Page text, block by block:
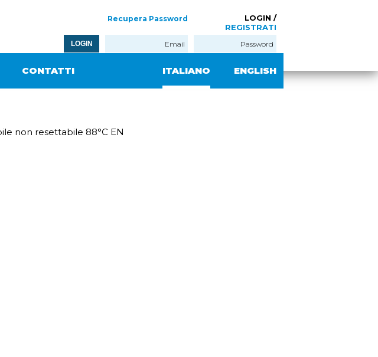
LOGIN /
REGISTRATI
Recupera Password
LOGIN
CONTATTI ENGLISH
ITALIANO
non resettabile 88°C EN